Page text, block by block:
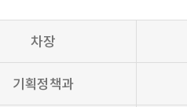
차장
기획정책과